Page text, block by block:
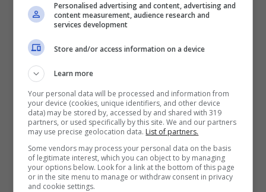
HTC One Ssi troverà a un costo di 599 euro,
prende la stessa base di HTC One X con
qualche piccolo downgrade come ad
esempio il processore che è dual core, lo
schermo che è da 540×960 pixel. Ecco lo
specchietto che ne riassume le
caratteristiche tecniche:
Personalised advertising and content, advertising and
content measurement, audience research and
services development
Store and/or access information on a device
Learn more
Your personal data will be processed and information from
your device (cookies, unique identifiers, and other device
data) may be stored by, accessed by and shared with 319
partners, or used specifically by this site. We and our partners
may use precise geolocation data. List of partners.
Some vendors may process your personal data on the basis
of legitimate interest, which you can object to by managing
your options below. Look for a link at the bottom of this page
or in the site menu to manage or withdraw consent in privacy
and cookie settings.